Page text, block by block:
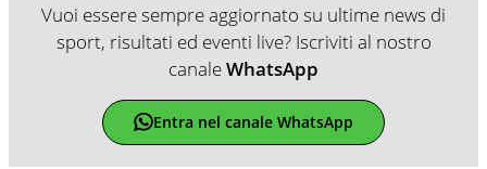
Vuoi essere sempre aggiornato su ultime news di
sport, risultati ed eventi live? Iscriviti al nostro
canaleWhatsApp
Entra nel canale WhatsApp